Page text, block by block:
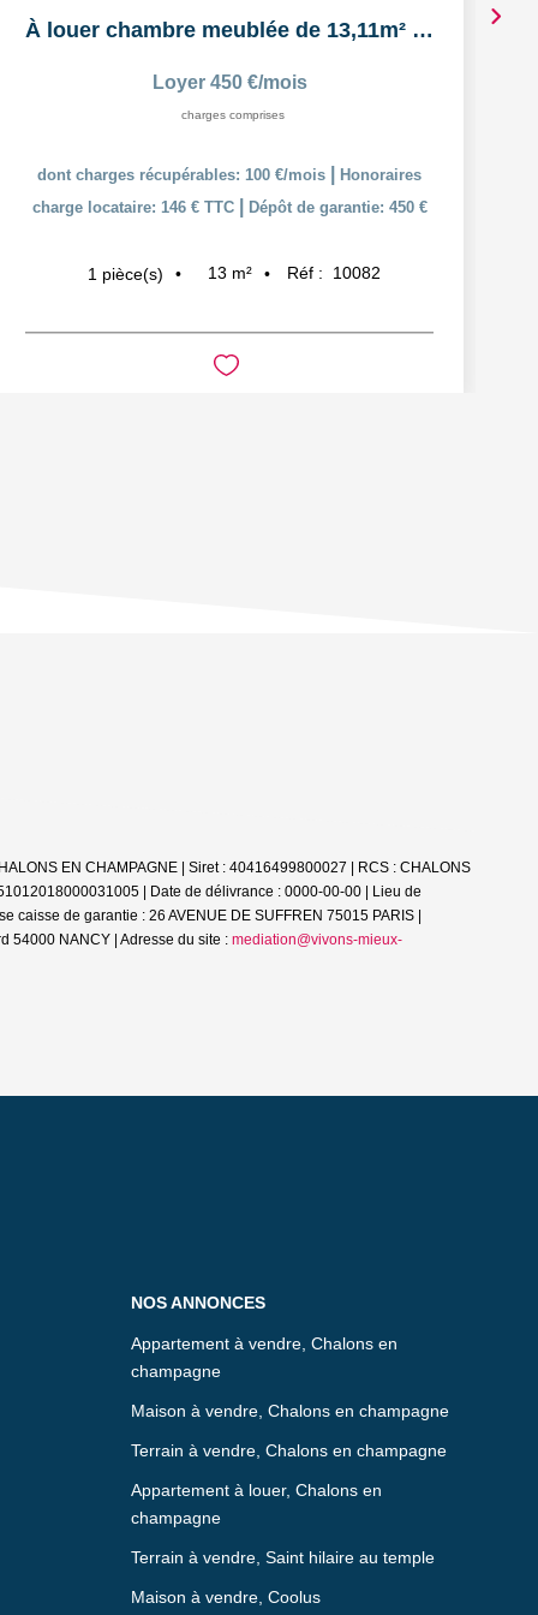
À louer chambre meublée de 13,11m² dans un logement...
Loyer 450 €/mois
charges comprises
dont charges récupérables: 100 €/mois
Honoraires
charge locataire: 146 € TTC
Dépôt de garantie: 450 €
1 pièce(s) 13 m² Réf : 10082
EN CHAMPAGNE | Siret : 40416499800027 | RCS : CHALONS
| Date de délivrance : 0000-00-00 | Lieu de
de garantie : 26 AVENUE DE SUFFREN 75015 PARIS |
54000 NANCY | Adresse du site : mediation@vivons-mieux-
NOS ANNONCES
Appartement à vendre, Chalons en
champagne
Maison à vendre, Chalons en champagne
Terrain à vendre, Chalons en champagne
Appartement à louer, Chalons en
champagne
Terrain à vendre, Saint hilaire au temple
Maison à vendre, Coolus